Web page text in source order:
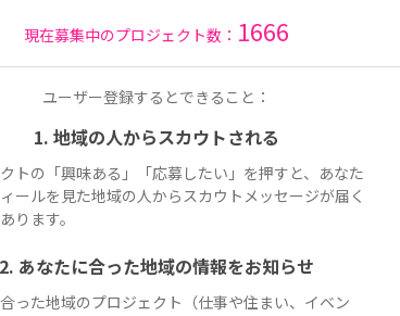
現在募集中のプロジェクト数： 1666
ユーザー登録するとできること：
1. 地域の人からスカウトされる
トの「興味ある」「応募したい」を押すと、あなた
ールを見た地域の人からスカウトメッセージが届く
ります。
2. あなたに合った地域の情報をお知らせ
った地域のプロジェクト（仕事や住まい、イベン